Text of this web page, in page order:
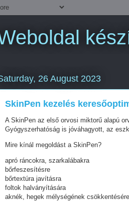
26 August 2023
SkinPen kezelés
A SkinPen az első orvosi miktorű alapú
Gyógyszerhatóság is jóváhagyott, az
Mire kínál megoldást a SkinPen?
apró ráncokra, szarkalábakra
bőrfeszesítésre
bőrtextúra javításra
foltok halványítására
aknék, hegek mélységének csökkentésére